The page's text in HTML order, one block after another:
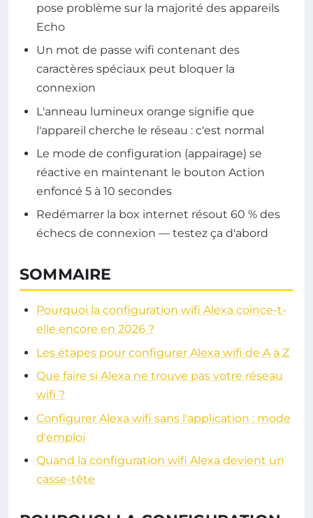
pose problème sur la majorité des appareils
Echo
Un mot de passe wifi contenant des
caractères spéciaux peut bloquer la
connexion
L'anneau lumineux orange signifie que
l'appareil cherche le réseau : c'est normal
Le mode de configuration (appairage) se
réactive en maintenant le bouton Action
enfoncé 5 à 10 secondes
Redémarrer la box internet résout 60 % des
échecs de connexion — testez ça d'abord
SOMMAIRE
Pourquoi la configuration wifi Alexa coince-t-
elle encore en 2026 ?
Les étapes pour configurer Alexa wifi de A à Z
Que faire si Alexa ne trouve pas votre réseau
wifi ?
Configurer Alexa wifi sans l'application : mode
d'emploi
Quand la configuration wifi Alexa devient un
casse-tête